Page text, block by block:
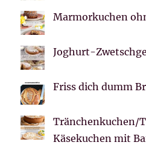
Marmorkuchen
Joghurt-
Friss dich dumm
Tränchenkuchen/
Käsekuchen mit